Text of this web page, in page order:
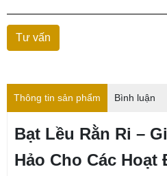
Thông tin sản phẩm Bình luận
Bạt Lều Rằn Ri –
Hảo Cho Các